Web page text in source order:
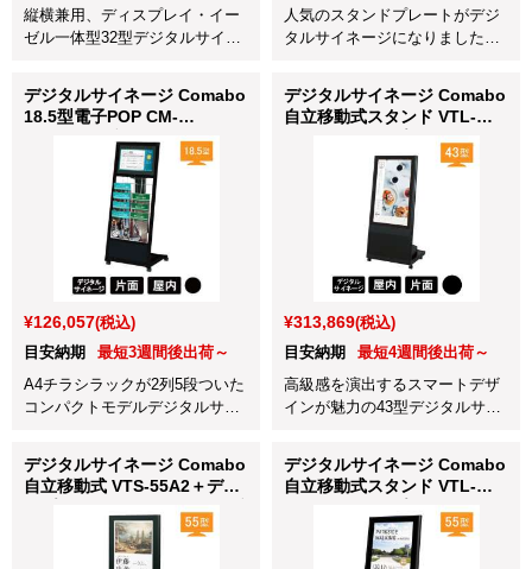
縦横兼用、ディスプレイ・イー
ゼル一体型32型デジタルサイネ
人気のスタンドプレートがデジ
タルサイネージになりました。
う方でも手軽に始められます！
デジタルサイネージ Comabo
18.5型電子POP CM-
185KPR2 ブラック
¥126,057(税込)
目安納期
最短3週間後出荷～
A4チラシラックが2列5段ついた
コンパクトモデルデジタルサイ
デジタルサイネージ Comabo
自立移動式スタンド VTL-
43BDL4050Q/11 ブラック
¥313,869(税込)
目安納期
最短4週間後出荷～
高級感を演出するスマートデザ
インが魅力の43型デジタルサイ
デジタルサイネージ Comabo
自立移動式 VTS-55A2＋ディ
スプレイ 55BDL4050Q/11 ブ
デジタルサイネージ Comabo
自立移動式スタンド VTL-
55BDL4050Q/11 ブラック